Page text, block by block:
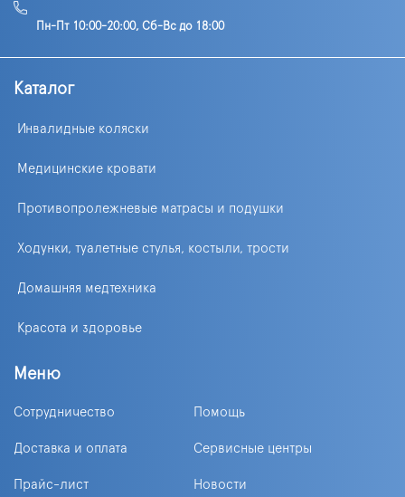
Пн-Пт 10:00-20:00, Сб-Вс до 18:00
Каталог
Инвалидные коляски
Медицинские кровати
Противопролежневые матрасы и подушки
Ходунки, туалетные стулья, костыли, трости
Домашняя медтехника
Красота и здоровье
Меню
Сотрудничество Помощь
Доставка и оплата Сервисные центры
Прайс-лист Новости